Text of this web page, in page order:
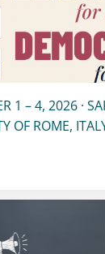
: 1 – 4, 2026 ·
OF ROME,